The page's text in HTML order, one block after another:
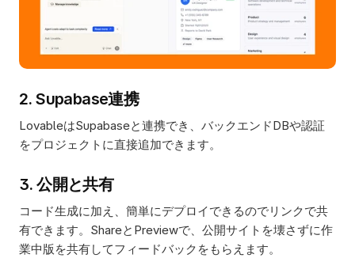
2. Supabase連携
LovableはSupabaseと連携でき、バックエンドDBや認証
をプロジェクトに直接追加できます。
3. 公開と共有
コード生成に加え、簡単にデプロイできるのでリンクで共
有できます。ShareとPreviewで、公開サイトを壊さずに作
業中版を共有してフィードバックをもらえます。